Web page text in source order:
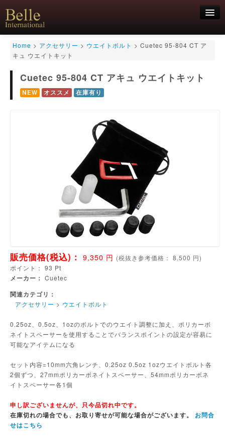
新規会員登録
ログイン
HOME
キュー
お気軽にお問合せくださいませ！ 06-6468-7850
Home > アクセサリー > ウエイトボルト > Cuetec 95-804 CT ア
キュ ウエイトキット
Cuetec 95-804 CT アキュ ウエイトキット
NEW オススメ 在庫有り
販売価格(税込)： 9,350 円 (税抜き参考価格： 8,500 円)
ポイント： 93 Pt
メーカー： Cuetec
関連カテゴリ：
アクセサリー > ウエイトボルト
0.25oz、0.5oz、1ozのボルトでのウエイト調整に加え、ポリカーボ
ネイトスペーサーを使用することでバランスポイントの設定が容易に
可能なアイテムになる
セット内容=10mm六角レンチ、0.25oz 0.5oz 1ozウエイトボルト各
2個ずつ、27mmポリカーボネイトスペーサー、54mmポリカーボネ
イトスペーサー各1個
申し訳ございませんが、只今品切れ中です。
在庫切れの場合でも、お取り寄せが可能な場合がございます。 お問合
せはこちら